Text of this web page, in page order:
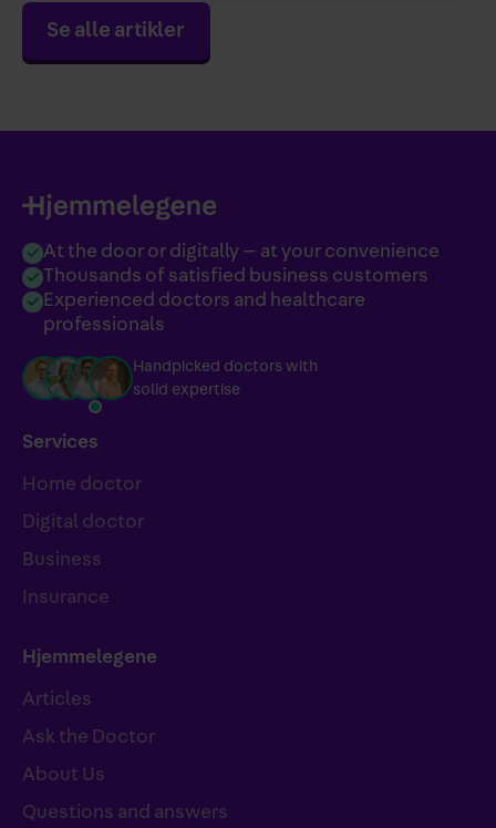
Se alle artikler
At the door or digitally — at your convenience
Thousands of satisfied business customers
Experienced doctors and healthcare
professionals
Handpicked doctors with
solid expertise
Services
Home doctor
Digital doctor
Business
Insurance
Hjemmelegene
Articles
Ask the Doctor
About Us
Questions and answers